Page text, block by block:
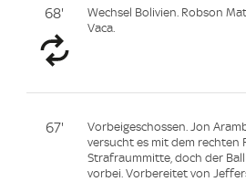
68'
Wechsel Bolivien. Robson
Vaca.
67'
Vorbeigeschossen. Jon
versucht es mit dem rechten
Strafraummitte, doch der
vorbei. Vorbereitet von